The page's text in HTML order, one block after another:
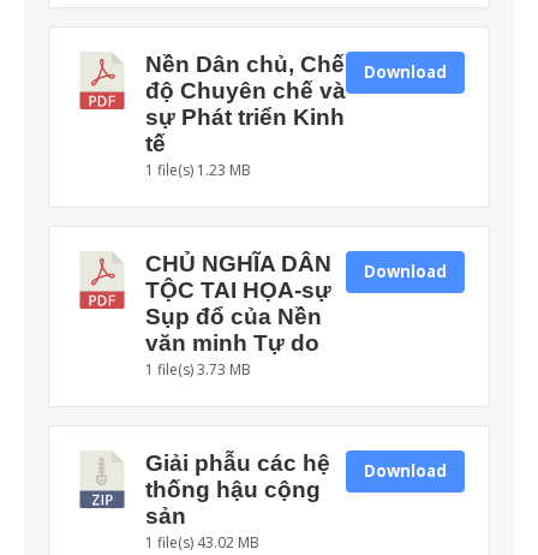
Nền Dân chủ, Chế
độ Chuyên chế và
sự Phát triển Kinh
tế
1 file(s) 1.23 MB
Download
CHỦ NGHĨA DÂN
TỘC TAI HỌA-sự
Sụp đổ của Nền
văn minh Tự do
1 file(s)3.73 MB
Download
Giải phẫu các hệ
thống hậu cộng
sản
1 file(s) 43.02 MB
Download